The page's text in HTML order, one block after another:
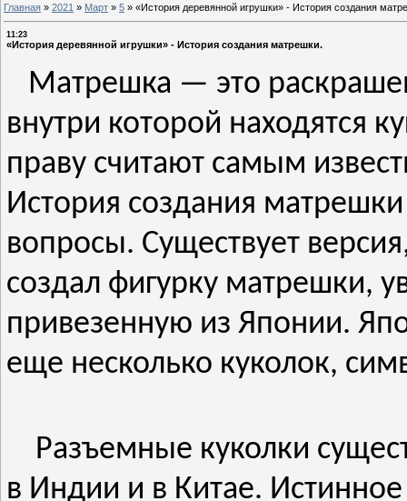
Главная » 2021 » Март » 5 » «История деревянной игрушки» - История создания
11:23
«История деревянной игрушки» - История создания матрешки.
Матрешка — это
внутри которой находятся
праву считают самым
История создания
вопросы. Существует
создал фигурку матрешки,
привезенную из Японии.
еще несколько куколок,
Разъемные куколки
в Индии и в Китае.